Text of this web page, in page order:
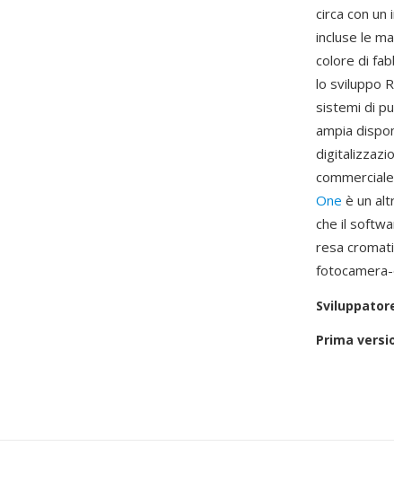
circa con
incluse le
colore di
lo sviluppo
sistemi di
ampia
One è un
che il
resa
Prima